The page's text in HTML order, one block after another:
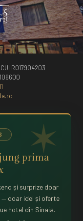
RO17904203
prima
și surprize doar
doar idei și oferte
hotel din Sinaia.